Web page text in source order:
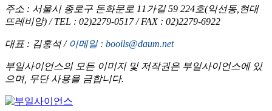
주소 : 서울시 종로구 돈화문로 11가길 59 224호(익선동,현대
뜨레비앙) /TEL : 02)2279-0517 /FAX : 02)2279-6922
대표 : 김홍석 / 이메일 : booils@daum.net
부일사이언스의 모든 이미지 및 저작권은 부일사이언스에 있
으며, 무단 사용을 금합니다.